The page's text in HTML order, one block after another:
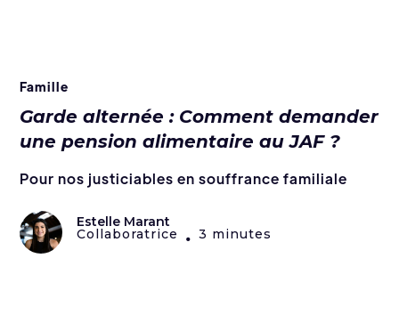
Famille
Garde alternée : Comment demander
une pension alimentaire au JAF ?
Pour nos justiciables en souffrance familiale
Estelle Marant
Collaboratrice • 3 minutes